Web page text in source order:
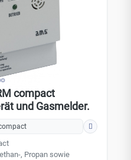
XY-1200500-
(Flüssiggas) 0,2050
Fehleranzeige (gelb);
compact
und Gasmelder.
, Propan sowie